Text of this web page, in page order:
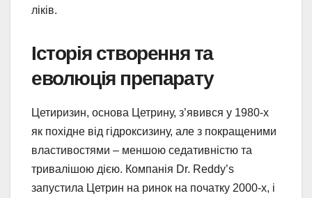
ліків.
Історія створення та
еволюція препарату
Цетиризин, основа Цетрину, з’явився у 1980-х
як похідне від гідроксизину, але з покращеними
властивостями – меншою седативністю та
тривалішою дією. Компанія Dr. Reddy’s
запустила Цетрин на ринок на початку 2000-х, і